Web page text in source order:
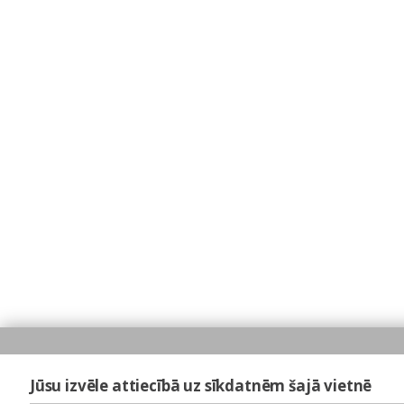
Jūsu izvēle attiecībā uz sīkdatnēm šajā vietnē